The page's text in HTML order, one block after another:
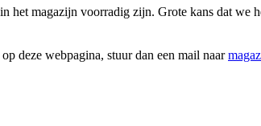
het magazijn voorradig zijn. Grote kans dat we
deze webpagina, stuur dan een mail naar